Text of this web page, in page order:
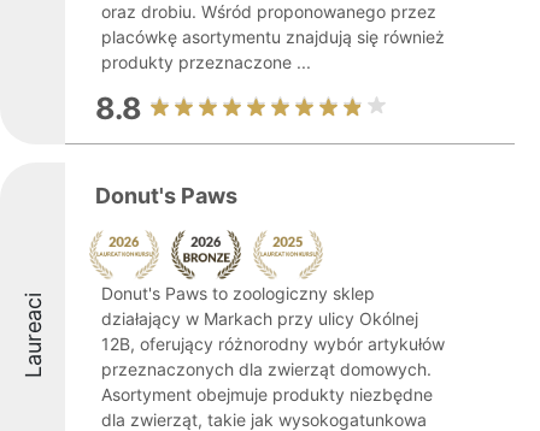
oraz drobiu. Wśród proponowanego przez
placówkę asortymentu znajdują się również
produkty przeznaczone ...
8.8
Laureaci
Donut's Paws
Donut's Paws to zoologiczny sklep
działający w Markach przy ulicy Okólnej
12B, oferujący różnorodny wybór artykułów
przeznaczonych dla zwierząt domowych.
Asortyment obejmuje produkty niezbędne
dla zwierząt, takie jak wysokogatunkowa